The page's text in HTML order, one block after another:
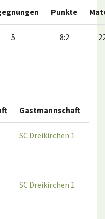
Punkte
5 8:2
Gastmannschaft
SC Dreikirchen 1
SC Dreikirchen 1